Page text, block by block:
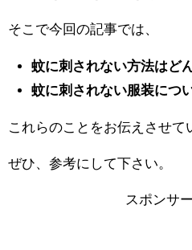
そこで今回の記事では、
蚊に刺されない方法はど
蚊に刺されない服装につ
これらのことをお伝えさせて
ぜひ、参考にして下さい。
スポンサ